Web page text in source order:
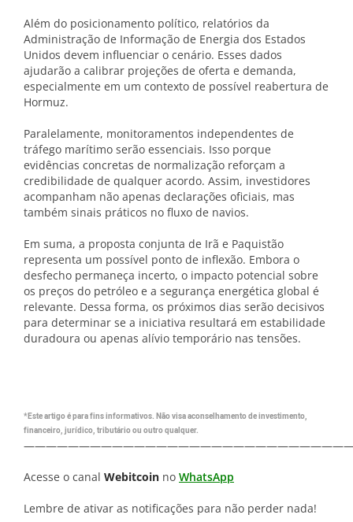
Além do posicionamento político, relatórios da
Administração de Informação de Energia dos Estados
Unidos devem influenciar o cenário. Esses dados
ajudarão a calibrar projeções de oferta e demanda,
especialmente em um contexto de possível reabertura de
Hormuz.
Paralelamente, monitoramentos independentes de
tráfego marítimo serão essenciais. Isso porque
evidências concretas de normalização reforçam a
credibilidade de qualquer acordo. Assim, investidores
acompanham não apenas declarações oficiais, mas
também sinais práticos no fluxo de navios.
Em suma, a proposta conjunta de Irã e Paquistão
representa um possível ponto de inflexão. Embora o
desfecho permaneça incerto, o impacto potencial sobre
os preços do petróleo e a segurança energética global é
relevante. Dessa forma, os próximos dias serão decisivos
para determinar se a iniciativa resultará em estabilidade
duradoura ou apenas alívio temporário nas tensões.
*Este artigo é para fins informativos. Não visa aconselhamento de investimento,
financeiro, jurídico, tributário ou outro qualquer.
Acesse o canal Webitcoin no WhatsApp
Lembre de ativar as notificações para não perder nada!